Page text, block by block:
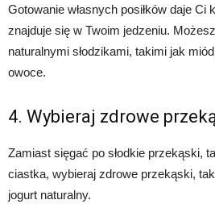
Gotowanie własnych posiłków daje Ci
znajduje się w Twoim jedzeniu.
naturalnymi słodzikami, takimi jak
owoce.
4. Wybieraj zdrowe
Zamiast sięgać po słodkie przekąski,
ciastka, wybieraj zdrowe przekąski,
jogurt naturalny.